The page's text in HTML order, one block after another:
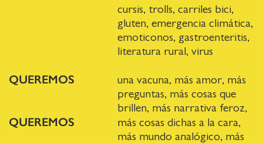
cursis, trolls, carriles bici,
gluten, emergencia climática,
emoticonos, gastroenteritis,
literatura rural, virus
QUEREMOS
una vacuna, más amor, más
preguntas, más cosas que
brillen, más narrativa feroz,
QUEREMOS
más cosas dichas a la cara,
más mundo analógico, más